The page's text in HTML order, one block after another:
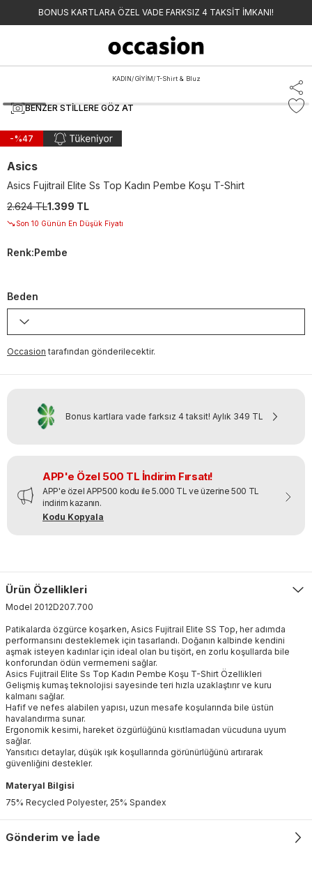
BONUS KARTLARA ÖZEL VADE FARKSIZ 4 TAKSİT İMKANI!
KADIN/ GİYİM/ T-Shirt & Bluz
BENZER STILLERE GÖZ AT
-%47
Asics
Asics Fujitrail Elite Ss Top Kadın Pembe Koşu T-Shirt
2.624 TL1.399 TL
Son 10 Günün En Düşük Fiyatı
Renk:Pembe
Beden
Occasion tarafından gönderilecektir.
Bonus kartlara vade farksız 4 taksit! Aylık 349 TL
APP'e Özel 500 TL İndirim Fırsatı!
APP'e özel APP500 kodu ile 5.000 TL ve üzerine 500 TL
indirim kazanın.
Kodu Kopyala
Ürün Özellikleri
Model 2012D207.700
Patikalarda özgürce koşarken, Asics Fujitrail Elite SS Top, her adımda
performansını desteklemek için tasarlandı. Doğanın kalbinde kendini
aşmak isteyen kadınlar için ideal olan bu tişört, en zorlu koşullarda bile
konforundan ödün vermemeni sağlar.
Asics Fujitrail Elite Ss Top Kadın Pembe Koşu T-Shirt Özellikleri
Gelişmiş kumaş teknolojisi sayesinde teri hızla uzaklaştırır ve kuru
kalmanı sağlar.
Hafif ve nefes alabilen yapısı, uzun mesafe koşularında bile üstün
havalandırma sunar.
Ergonomik kesimi, hareket özgürlüğünü kısıtlamadan vücuduna uyum
sağlar.
Yansıtıcı detaylar, düşük ışık koşullarında görünürlüğünü artırarak
güvenliğini destekler.
Materyal Bilgisi
75% Recycled Polyester, 25% Spandex
Gönderim ve İade